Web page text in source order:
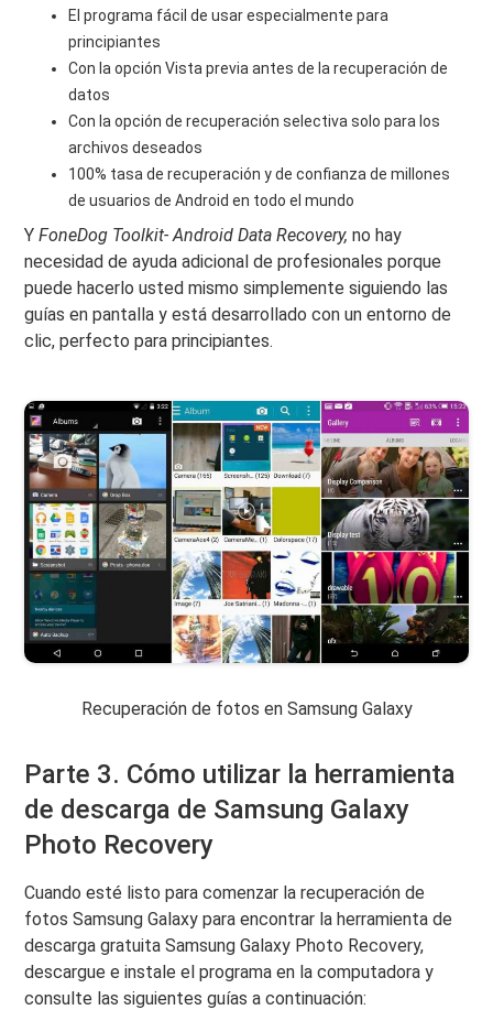
El programa fácil de usar especialmente para
principiantes
Con la opción Vista previa antes de la recuperación de
datos
Con la opción de recuperación selectiva solo para los
archivos deseados
100% tasa de recuperación y de confianza de millones
de usuarios de Android en todo el mundo
YFoneDog Toolkit- Android Data Recovery,no hay
necesidad de ayuda adicional de profesionales porque
puede hacerlo usted mismo simplemente siguiendo las
guías en pantalla y está desarrollado con un entorno de
clic, perfecto para principiantes.
Recuperación de fotos en Samsung Galaxy
Parte 3. Cómo utilizar la herramienta
de descarga de Samsung Galaxy
Photo Recovery
Cuando esté listo para comenzar la recuperación de
fotos Samsung Galaxy para encontrar la herramienta de
descarga gratuita Samsung Galaxy Photo Recovery,
descargue e instale el programa en la computadora y
consulte las siguientes guías a continuación: